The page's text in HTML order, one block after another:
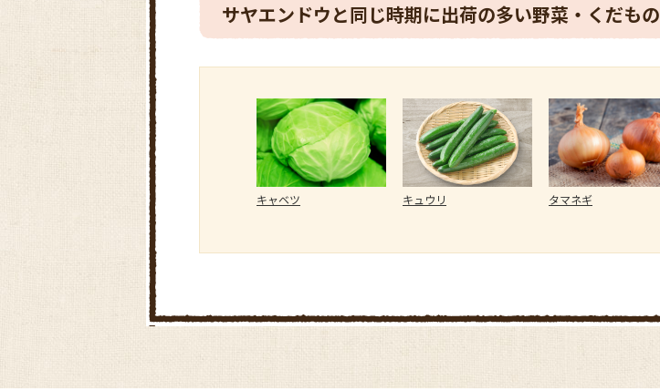
サヤエンドウと同じ時期に出荷の多い野菜・くだもの
キャベツ キュウリ タマネギ